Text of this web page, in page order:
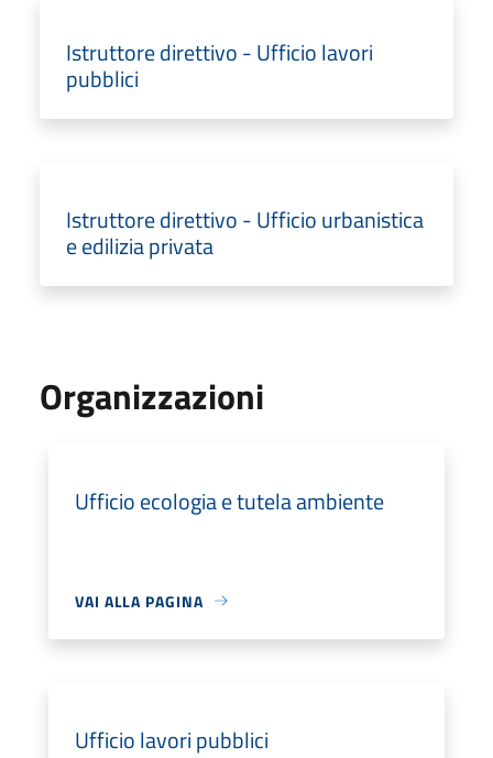
Istruttore direttivo - Ufficio lavori
pubblici
Istruttore direttivo - Ufficio urbanistica
e edilizia privata
Organizzazioni
Ufficio ecologia e tutela ambiente
VAI ALLA PAGINA
Ufficio lavori pubblici